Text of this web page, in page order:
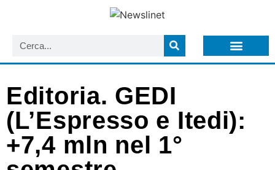
Editoria. GEDI
(L’Espresso e Itedi):
+7,4 mln nel 1°